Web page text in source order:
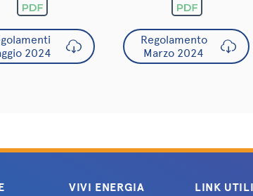
2024
Regolamento
Marzo 2024
VIVI ENERGIA LINK UTILI